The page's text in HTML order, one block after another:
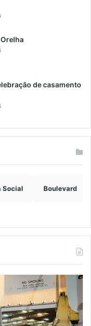
de casamento
Social Boulevard